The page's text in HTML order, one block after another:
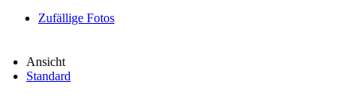
Zufällige Fotos
Ansicht
Standard